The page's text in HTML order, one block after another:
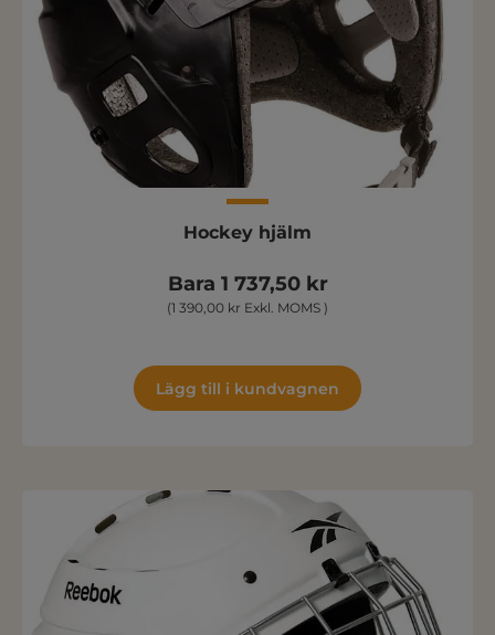
Hockey hjälm
Bara 1 737,50 kr
(1 390,00 kr Exkl. MOMS )
Lägg till i kundvagnen